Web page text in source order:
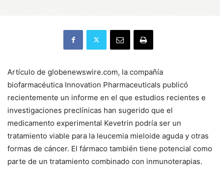
Artículo de globenewswire.com, la compañía
biofarmacéutica Innovation Pharmaceuticals publicó
recientemente un informe en el que estudios recientes e
investigaciones preclínicas han sugerido que el
medicamento experimental Kevetrin podría ser un
tratamiento viable para la leucemia mieloide aguda y otras
formas de cáncer. El fármaco también tiene potencial como
parte de un tratamiento combinado con inmunoterapias.